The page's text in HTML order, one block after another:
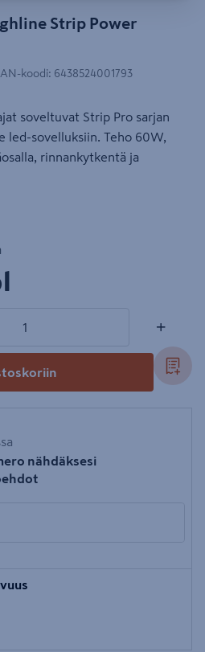
Strip Power
koodi: 6438524001793
soveltuvat Strip Pro sarjan
led-sovelluksiin. Teho 60W,
rinnankytkentä ja
+
nähdäksesi